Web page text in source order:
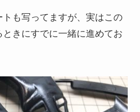
も写ってますが、実はこの
きにすでに一緒に進めてお